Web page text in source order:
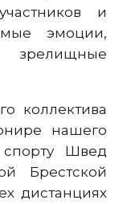
и
эмоции,
зрелищные
коллектива
нашего
Швед
Брестской
дистанциях